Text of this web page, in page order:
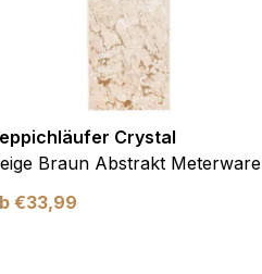
Crystal
Braun Abstrakt Meterware
€33,99